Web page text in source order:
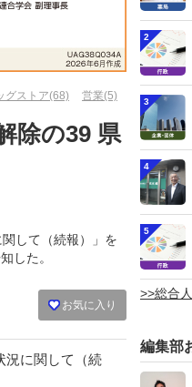
グストア(68) 営業(5)
除の39 県
して（続報）」を
した。
お気に入り
況に関して（続
2
3
4
5
>>総合
編集部